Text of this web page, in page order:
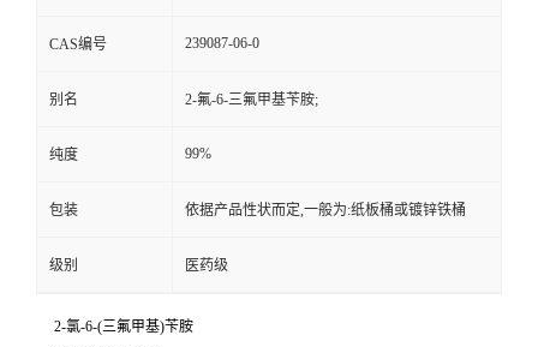
CAS编号 239087-06-0
别名 2-氟-6-三氟甲基苄胺;
纯度 99%
包装 依据产品性状而定,一般为:纸板桶或镀锌铁桶
级别 医药级
2-氯-6-(三氟甲基)苄胺